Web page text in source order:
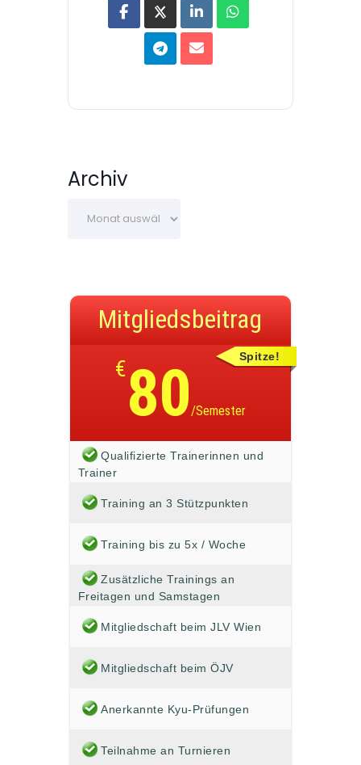
Archiv
Spitze!
Mitgliedsbeitrag
€80/Semester
Qualifizierte Trainerinnen und
Trainer
Training an 3 Stützpunkten
Training bis zu 5x / Woche
Zusätzliche Trainings an
Freitagen und Samstagen
Mitgliedschaft beim JLV Wien
Mitgliedschaft beim ÖJV
Anerkannte Kyu-Prüfungen
Teilnahme an Turnieren